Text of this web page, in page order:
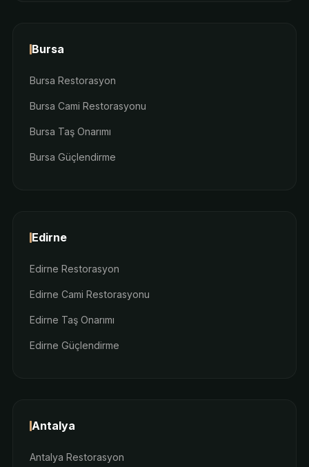
Bursa
Bursa Restorasyon
Bursa Cami Restorasyonu
Bursa Taş Onarımı
Bursa Güçlendirme
Edirne
Edirne Restorasyon
Edirne Cami Restorasyonu
Edirne Taş Onarımı
Edirne Güçlendirme
Antalya
Antalya Restorasyon